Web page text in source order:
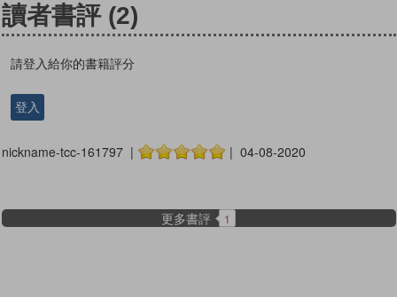
讀者書評 (2)
請登入給你的書籍評分
登入
nickname-tcc-161797 | | 04-08-2020
更多書評 1